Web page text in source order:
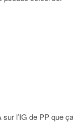
l’IG de PP que